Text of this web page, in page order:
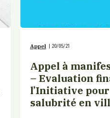
Appel | 20/05/21
Appel à
– Evaluation
l’Initiative
salubrité en